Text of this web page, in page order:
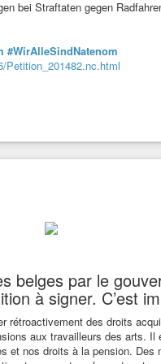
bei Straftaten gegen
#WirAlleSindNatenom
Petition_201482.nc.html
belges par le
à signer. C’est
rétroactivement des droits
aux travailleurs des arts.
nos droits à la pension. Des